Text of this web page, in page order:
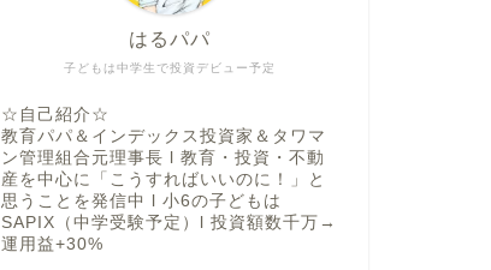
子どもは中学生で投資デビュー予定
はるパパ
☆自己紹介☆
教育パパ＆インデックス投資家＆タワマ
ン管理組合元理事長 l 教育・投資・不動
産を中心に「こうすればいいのに！」と
思うことを発信中 l 小6の子どもは
SAPIX（中学受験予定）l 投資額数千万→
運用益+30%